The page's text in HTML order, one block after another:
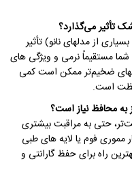
تأثیر می‌گذارد؟
از مدلهای نانو) تأثیر
مستقیماً نرمی و ویژگی‌ های
ضخیم‌تر ممکن است کمی
است.
به محافظ نیاز است؟
حتی به مراقبت بیشتری
مموری فوم یا لایه های طبی
راه برای حفظ گارانتی و